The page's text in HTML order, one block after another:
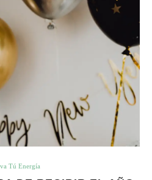
Tú Energía